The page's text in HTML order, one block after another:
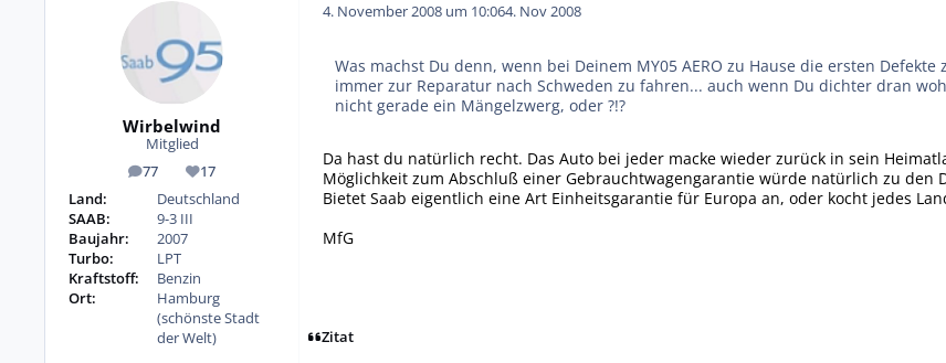
Wirbelwind
Mitglied
77
Beiträge 17
Reputation
Land:
Deutschland
SAAB:
9-3 III
Baujahr:
2007
Turbo:
LPT
Kraftstoff:
Benzin
Ort:
Hamburg
(schönste Stadt
der Welt)
4. November 2008 um 10:064. Nov 2008
Was machst Du denn, wenn bei Deinem MY05 AERO zu Hause die ersten
immer zur Reparatur nach Schweden zu fahren... auch wenn Du dichter dran
nicht gerade ein Mängelzwerg, oder ?!?
Da hast du natürlich recht. Das Auto bei jeder macke wieder zurück in sein
Möglichkeit zum Abschluß einer Gebrauchtwagengarantie würde natürlich zu den
Bietet Saab eigentlich eine Art Einheitsgarantie für Europa an, oder kocht jedes
MfG
Zitat